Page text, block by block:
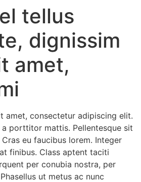
tellus
dignissim
amet,
amet, consectetur adipiscing elit.
porttitor mattis. Pellentesque sit
eu faucibus lorem. Integer
finibus. Class aptent taciti
per conubia nostra, per
ut metus ac nunc